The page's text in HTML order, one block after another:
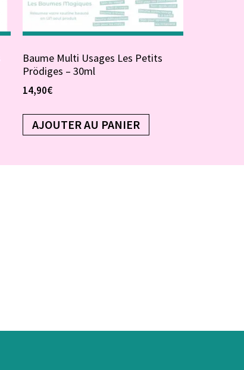
Baume Multi Usages Les Petits
Prödiges – 30ml
14,90€
AJOUTER AU PANIER